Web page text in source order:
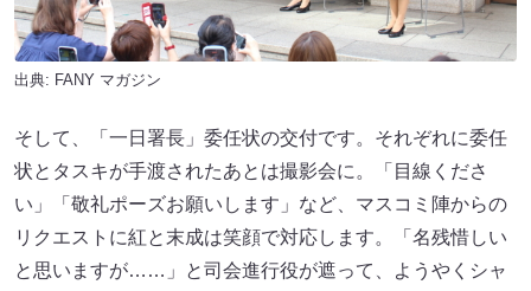
出典: FANY マガジン
そして、「一日署長」委任状の交付です。それぞれに委任
状とタスキが手渡されたあとは撮影会に。「目線くださ
い」「敬礼ポーズお願いします」など、マスコミ陣からの
リクエストに紅と末成は笑顔で対応します。「名残惜しい
と思いますが……」と司会進行役が遮って、ようやくシャ